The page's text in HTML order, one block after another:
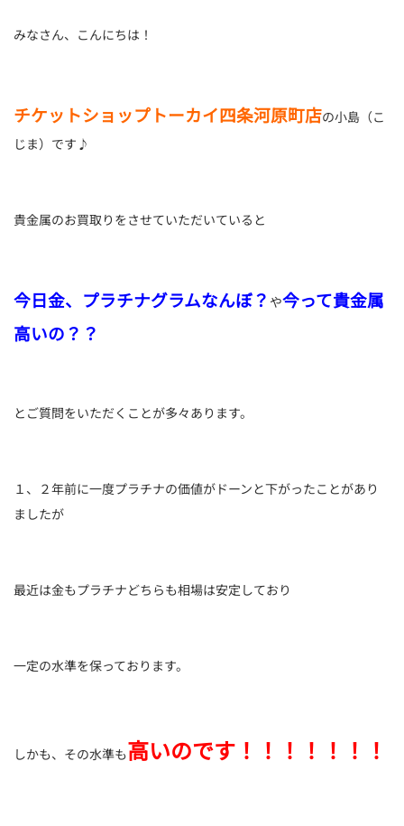
みなさん、こんにちは！
チケットショップトーカイ四条河原町店の小島（こ
じま）です♪
貴金属のお買取りをさせていただいていると
今日金、プラチナグラムなんぼ？ や今って貴金属
高いの？？
とご質問をいただくことが多々あります。
１、２年前に一度プラチナの価値がドーンと下がったことがあり
ましたが
最近は金もプラチナどちらも相場は安定しており
一定の水準を保っております。
しかも、その水準も高いのです！！！！！！！